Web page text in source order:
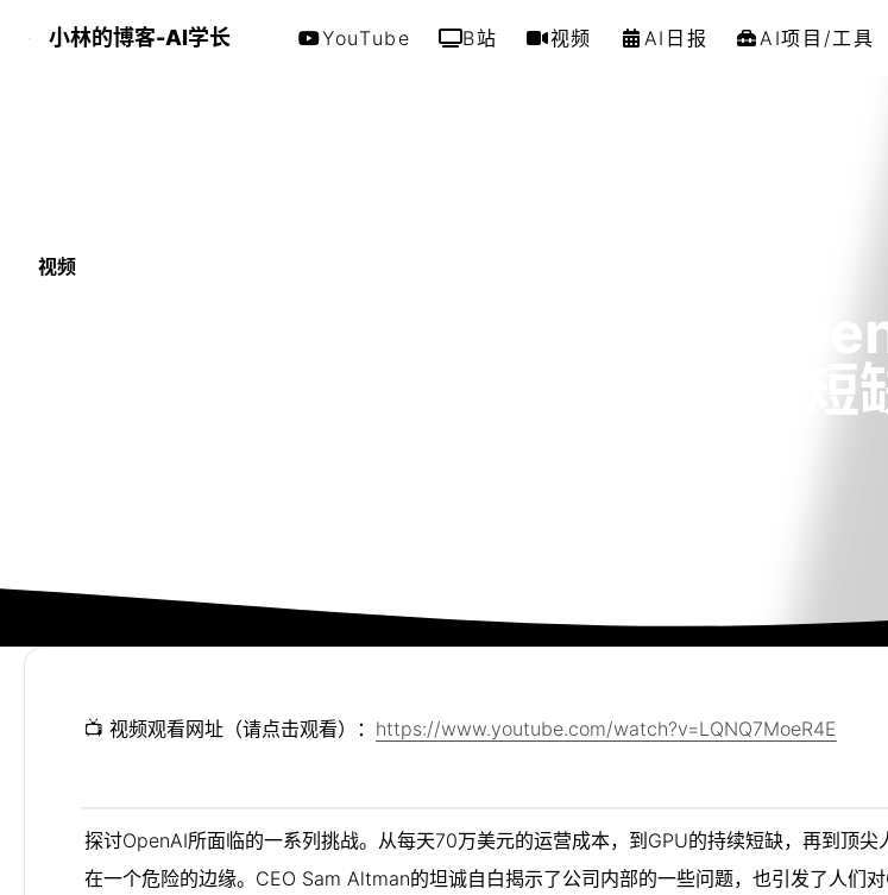
小林的博客-AI学长 YouTube B站 视频 AI日报 AI项目/工具
视频
ChatGPT日开销70万美元，
边缘？Sam Altaman自爆GPU短
📺 视频观看网址（请点击观看）： https://www.youtube.com/watch?v=LQNQ7MoeR4E
探讨OpenAI所面临的一系列挑战。从每天70万美元的运营成本，到GPU的持续短缺，再到顶
在一个危险的边缘。CEO Sam Altman的坦诚自白揭示了公司内部的一些问题，也引发了人们对